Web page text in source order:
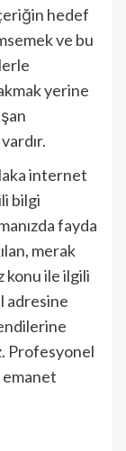
hedef
ve bu
yerine
internet
bilgi
fayda
merak
konu ile ilgili
adresine
Profesyonel
emanet